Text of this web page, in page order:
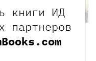
книги ИД
партнеров
—